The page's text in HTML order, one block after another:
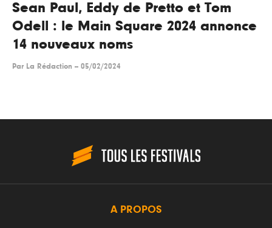
Sean Paul, Eddy de Pretto et Tom
Odell : le Main Square 2024 annonce
14 nouveaux noms
Par La Rédaction -- 05/02/2024
A PROPOS